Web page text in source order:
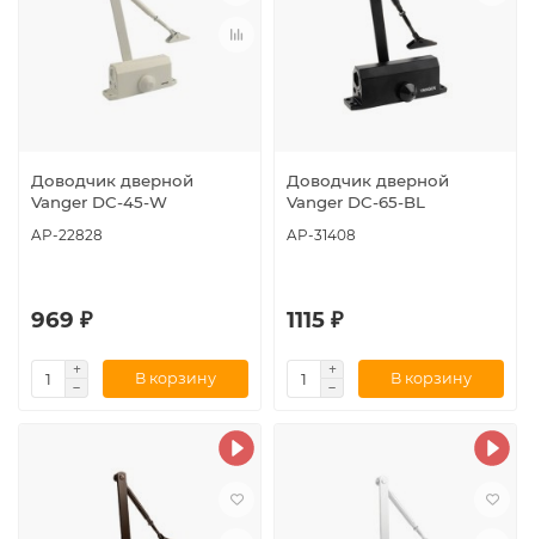
Доводчик дверной
Vanger DC-45-W
AP-22828
969 ₽
В корзину
Доводчик дверной
Vanger DC-65-BL
AP-31408
1115 ₽
В корзину